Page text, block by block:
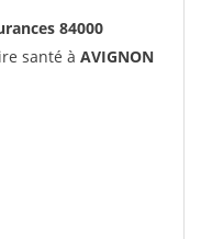
84000
santé à AVIGNON